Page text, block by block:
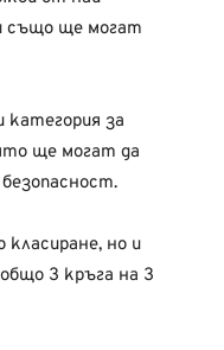
също ще могат
за
ще могат да
но и
3 кръга на 3